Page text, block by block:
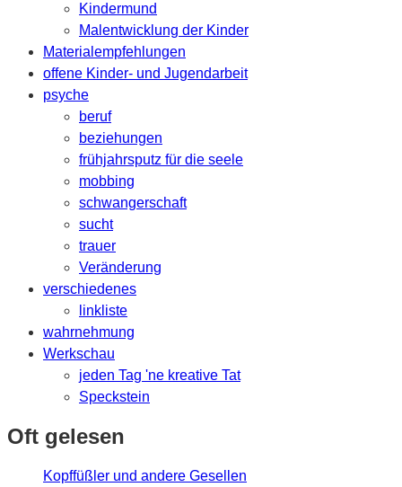
Kindermund
Malentwicklung der Kinder
Materialempfehlungen
offene Kinder- und Jugendarbeit
psyche
beruf
beziehungen
frühjahrsputz für die seele
mobbing
schwangerschaft
sucht
trauer
Veränderung
verschiedenes
linkliste
wahrnehmung
Werkschau
jeden Tag 'ne kreative Tat
Speckstein
Oft gelesen
Kopffüßler und andere Gesellen